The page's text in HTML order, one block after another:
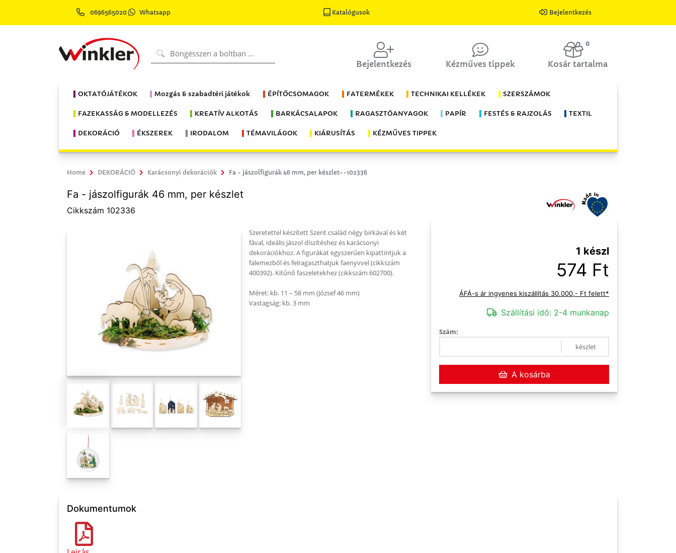
0696565020 Whatsapp Katalógusok Bejelentkezés
Bejelentkezés Kézműves tippek
0
Kosár tartalma
OKTATÓJÁTÉKOK Mozgás & szabadtéri játékok ÉPÍTŐCSOMAGOK FATERMÉKEK TECHNIKAI KELLÉKEK SZERSZÁMOK
FAZEKASSÁG & MODELLEZÉS KREATÍV ALKOTÁS BARKÁCSALAPOK RAGASZTÓANYAGOK PAPÍR FESTÉS & RAJZOLÁS TEXTIL
DEKORÁCIÓ ÉKSZEREK IRODALOM TÉMAVILÁGOK KIÁRUSÍTÁS KÉZMŰVES TIPPEK
Home DEKORÁCIÓ Karácsonyi dekorációk Fa - jászolfigurák 46 mm, per készlet--102336
Fa - jászolfigurák 46 mm, per készlet
Cikkszám 102336
Szeretettel készített Szent család négy birkával és két
fával, ideális jászol díszítéshez és karácsonyi
dekorációkhoz. A figurákat egyszerűen kipattintjuk a
falemezből és felragaszthatjuk faenyvvel (cikkszám
400392). Kitűnő faszeletekhez (cikkszám 602700).
Méret: kb. 11 – 58 mm (József 46 mm)
Vastagság: kb. 3 mm
1 készl
574 Ft
ÁFÁ-s ár ingyenes kiszállítás 30.000,- Ft felett*
Szállítási idő: 2-4 munkanap
Szám:
készlet
A kosárba
Dokumentumok